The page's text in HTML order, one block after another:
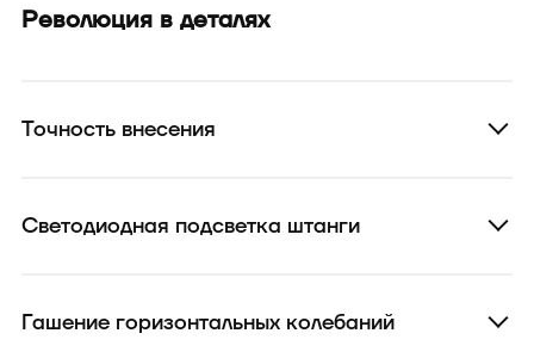
Революция в деталях
Точность внесения
Светодиодная подсветка штанги
Гашение горизонтальных колебаний